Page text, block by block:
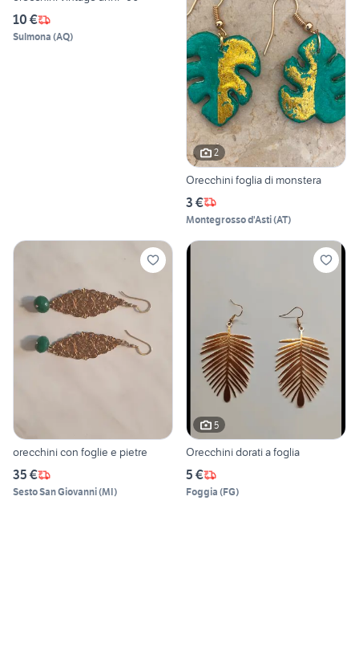
10 €
Sulmona (AQ)
2
Orecchini foglia di monstera
3 €
Montegrosso d'Asti(AT)
orecchini con foglie e pietre
35 €
Sesto San Giovanni(MI)
5
Orecchini dorati a foglia
5 €
Foggia (FG)